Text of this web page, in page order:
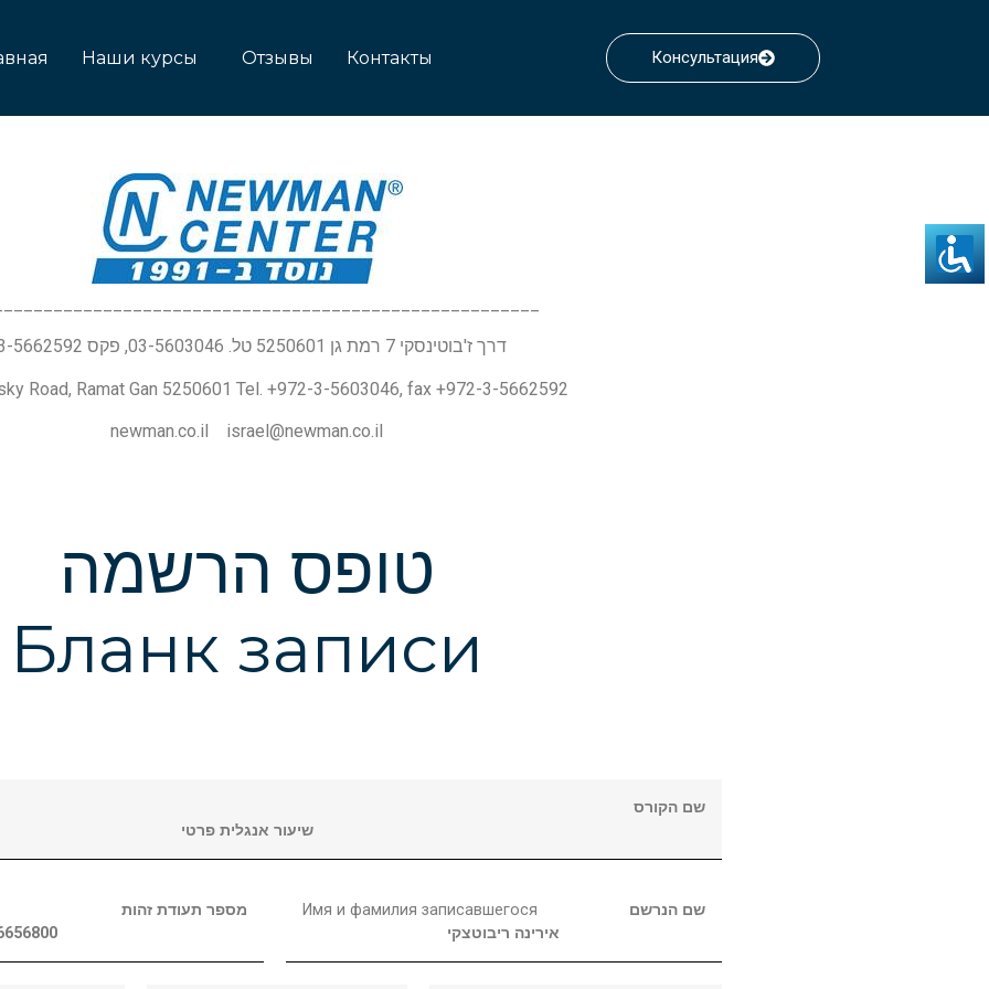
Наши курсы Отзывы Контакты Консультация
דרך ז'בוטינסקי 7 רמת גן 5250601 טל. 03-5603046, פקס 03-5662592
Road, Ramat Gan 5250601 Tel. +972-3-5603046, fax +972-3-5662592
newman.co.il israel@newman.co.il
טופס הרשמה
Бланк записи
שם הקורס
שיעור אנגלית פרטי
מספר תעודת זהות
Имя и фамилия записавшегося
שם הנרשם
אירינה ריבוטצקי